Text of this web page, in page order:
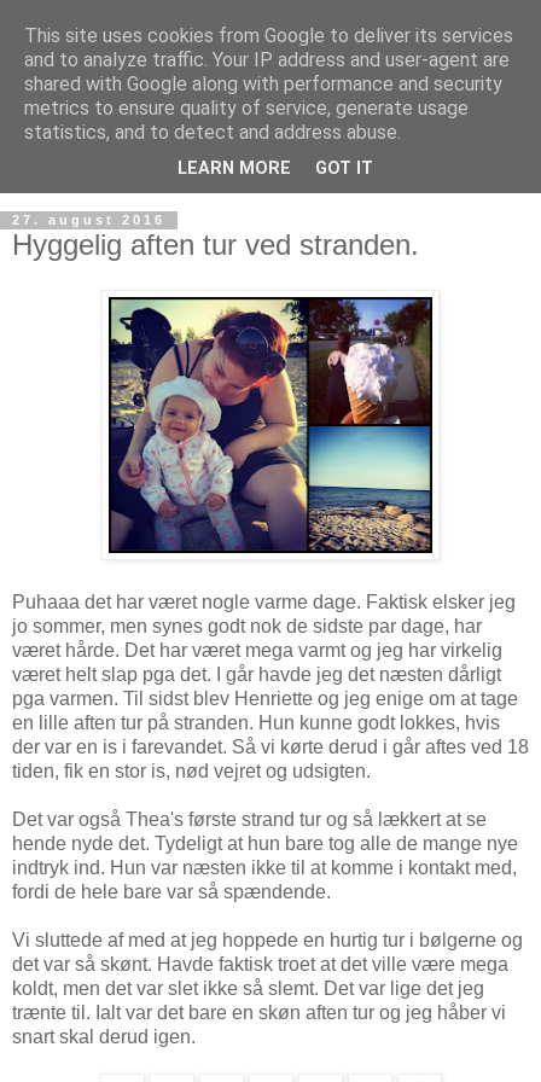
27. august 2016
Hyggelig aften tur ved stranden.
Puhaaa det har været nogle varme dage. Faktisk elsker jeg
jo sommer, men synes godt nok de sidste par dage, har
været hårde. Det har været mega varmt og jeg har virkelig
været helt slap pga det. I går havde jeg det næsten dårligt
pga varmen. Til sidst blev Henriette og jeg enige om at tage
en lille aften tur på stranden. Hun kunne godt lokkes, hvis
der var en is i farevandet. Så vi kørte derud i går aftes ved 18
tiden, fik en stor is, nød vejret og udsigten.
Det var også Thea's første strand tur og så lækkert at se
hende nyde det. Tydeligt at hun bare tog alle de mange nye
indtryk ind. Hun var næsten ikke til at komme i kontakt med,
fordi de hele bare var så spændende.
Vi sluttede af med at jeg hoppede en hurtig tur i bølgerne og
det var så skønt. Havde faktisk troet at det ville være mega
koldt, men det var slet ikke så slemt. Det var lige det jeg
trænte til. Ialt var det bare en skøn aften tur og jeg håber vi
snart skal derud igen.
This site uses cookies from Google to deliver its services
and to analyze traffic. Your IP address and user-agent are
shared with Google along with performance and security
metrics to ensure quality of service, generate usage
statistics, and to detect and address abuse.
LEARN MORE GOT IT